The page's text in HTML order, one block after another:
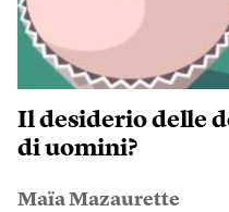
Il desiderio delle
di uomini?
Maïa Mazaurette